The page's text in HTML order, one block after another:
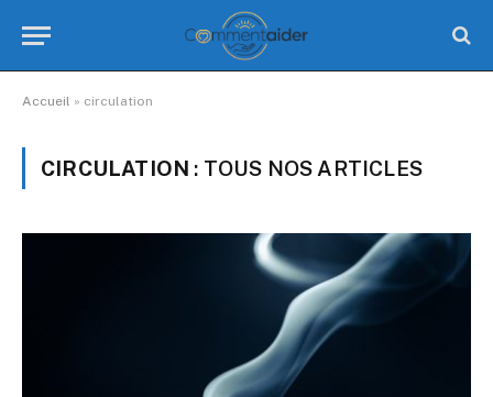
Accueil » circulation
CIRCULATION : TOUS NOS ARTICLES